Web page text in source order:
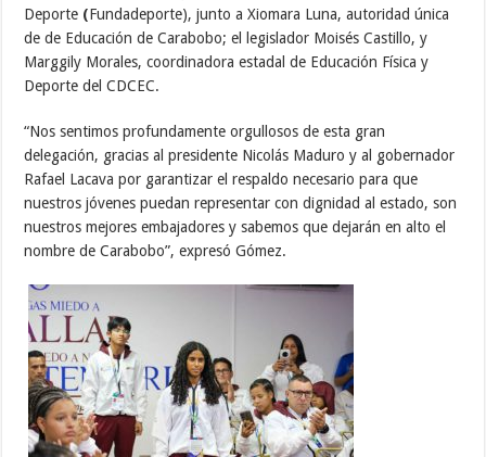
Deporte (Fundadeporte), junto a Xiomara Luna, autoridad única
de de Educación de Carabobo; el legislador Moisés Castillo, y
Marggily Morales, coordinadora estadal de Educación Física y
Deporte del CDCEC.
“Nos sentimos profundamente orgullosos de esta gran
delegación, gracias al presidente Nicolás Maduro y al gobernador
Rafael Lacava por garantizar el respaldo necesario para que
nuestros jóvenes puedan representar con dignidad al estado, son
nuestros mejores embajadores y sabemos que dejarán en alto el
nombre de Carabobo”, expresó Gómez.